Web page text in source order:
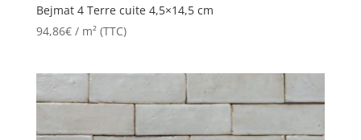
Bejmat 4 Terre cuite 4,5×14,5 cm
94,86€/ m² (TTC)